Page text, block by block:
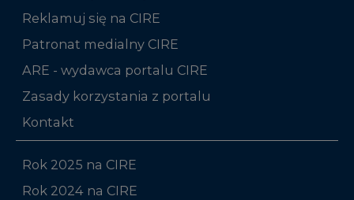
Reklamuj się na CIRE
Patronat medialny CIRE
ARE - wydawca portalu CIRE
Zasady korzystania z portalu
Kontakt
Rok 2025 na CIRE
Rok 2024 na CIRE